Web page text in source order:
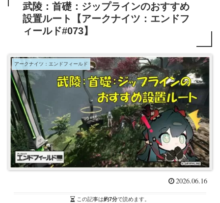
武陵：首礎：ジップラインのおすすめ
設置ルート【アークナイツ：エンドフ
ィールド#073】
アークナイツ：エンドフィールド
2026.06.16
この記事は約7分で読めます。